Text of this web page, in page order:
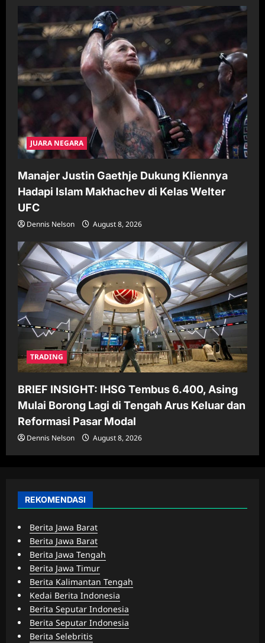
JUARA NEGARA
Manajer Justin Gaethje Dukung Kliennya
Hadapi Islam Makhachev di Kelas Welter
UFC
Dennis Nelson August 8, 2026
TRADING
BRIEF INSIGHT: IHSG Tembus 6.400, Asing
Mulai Borong Lagi di Tengah Arus Keluar dan
Reformasi Pasar Modal
Dennis Nelson August 8, 2026
REKOMENDASI
Berita Jawa Barat
Berita Jawa Barat
Berita Jawa Tengah
Berita Jawa Timur
Berita Kalimantan Tengah
Kedai Berita Indonesia
Berita Seputar Indonesia
Berita Seputar Indonesia
Berita Selebritis